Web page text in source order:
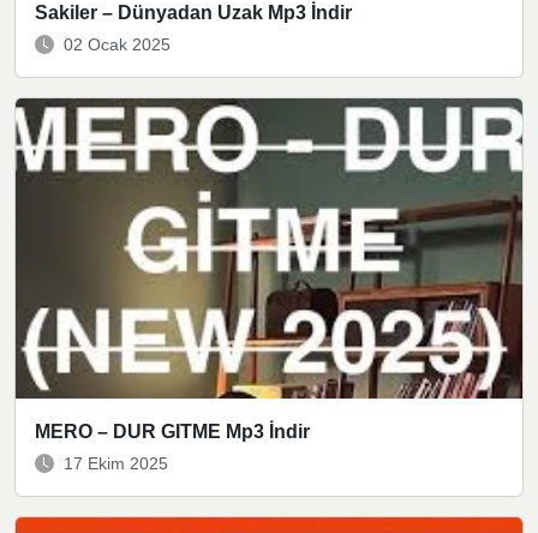
Sakiler – Dünyadan Uzak Mp3 İndir
02 Ocak 2025
MERO – DUR GITME Mp3 İndir
17 Ekim 2025